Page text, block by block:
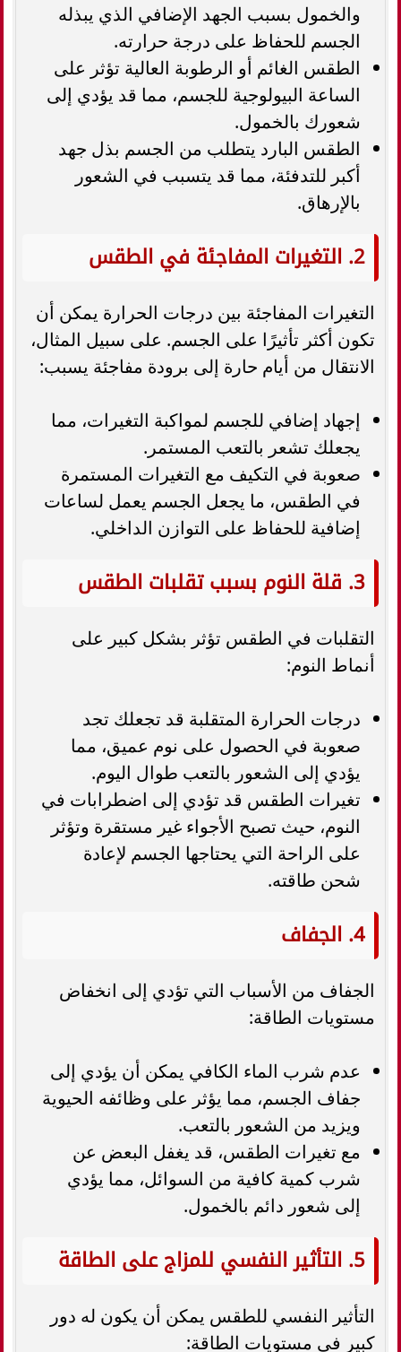
والخمول بسبب الجهد الإضافي الذي يبذله
الجسم للحفاظ على درجة حرارته.
الطقس الغائم أو الرطوبة العالية تؤثر على
الساعة البيولوجية للجسم، مما قد يؤدي إلى
شعورك بالخمول.
الطقس البارد يتطلب من الجسم بذل جهد
أكبر للتدفئة، مما قد يتسبب في الشعور
بالإرهاق.
2. التغيرات المفاجئة في الطقس
التغيرات المفاجئة بين درجات الحرارة يمكن أن
تكون أكثر تأثيرًا على الجسم. على سبيل المثال،
الانتقال من أيام حارة إلى برودة مفاجئة يسبب:
إجهاد إضافي للجسم لمواكبة التغيرات، مما
يجعلك تشعر بالتعب المستمر.
صعوبة في التكيف مع التغيرات المستمرة
في الطقس، ما يجعل الجسم يعمل لساعات
إضافية للحفاظ على التوازن الداخلي.
3. قلة النوم بسبب تقلبات الطقس
التقلبات في الطقس تؤثر بشكل كبير على
أنماط النوم:
درجات الحرارة المتقلبة قد تجعلك تجد
صعوبة في الحصول على نوم عميق، مما
يؤدي إلى الشعور بالتعب طوال اليوم.
تغيرات الطقس قد تؤدي إلى اضطرابات في
النوم، حيث تصبح الأجواء غير مستقرة وتؤثر
على الراحة التي يحتاجها الجسم لإعادة
شحن طاقته.
4. الجفاف
الجفاف من الأسباب التي تؤدي إلى انخفاض
مستويات الطاقة:
عدم شرب الماء الكافي يمكن أن يؤدي إلى
جفاف الجسم، مما يؤثر على وظائفه الحيوية
ويزيد من الشعور بالتعب.
مع تغيرات الطقس، قد يغفل البعض عن
شرب كمية كافية من السوائل، مما يؤدي
إلى شعور دائم بالخمول.
5. التأثير النفسي للمزاج على الطاقة
التأثير النفسي للطقس يمكن أن يكون له دور
كبير في مستويات الطاقة: